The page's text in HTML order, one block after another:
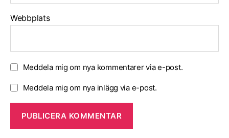
Webbplats
Meddela mig om nya kommentarer via e-post.
Meddela mig om nya inlägg via e-post.